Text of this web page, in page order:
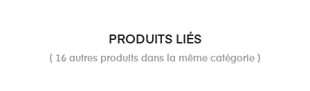
PRODUITS LIÉS
( 16 autres produits dans la même catégorie )